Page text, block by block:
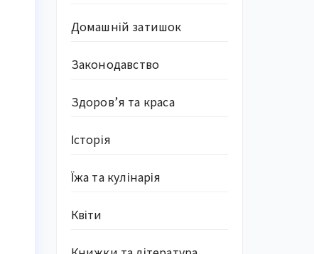
Домашній затишок
Законодавство
Здоров’я та краса
Історія
Їжа та кулінарія
Квіти